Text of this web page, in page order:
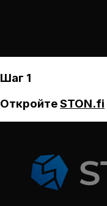
Шаг 1
ОткройтеSTON.fi